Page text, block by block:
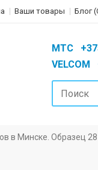
Ваши товары Блог
MTC
VELCOM
в Минске. Образец 28